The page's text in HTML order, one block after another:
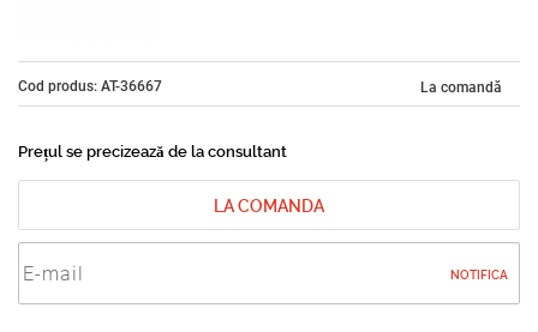
Cod produs: AT-36667 La comandă
Prețul se precizează de la consultant
LA COMANDA
NOTIFICA